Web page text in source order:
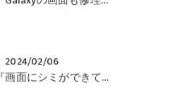
2024/02/06
『画面にシミができてしまったのも直せますか？』豊中市南桜塚より画面修理でご来店♪【iPhone11Pro】